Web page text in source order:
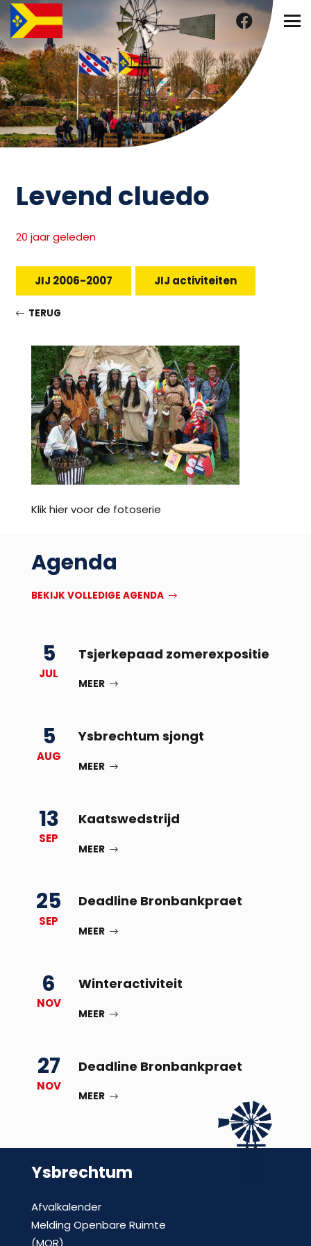
Levend cluedo
20 jaar geleden
JIJ 2006-2007 JIJ activiteiten
TERUG
Klik hier voor de fotoserie
Agenda
BEKIJK VOLLEDIGE AGENDA
5
JUL
Tsjerkepaad zomerexpositie
MEER
5
AUG
Ysbrechtum sjongt
MEER
13
SEP
Kaatswedstrijd
MEER
25
SEP
Deadline Bronbankpraet
MEER
6
NOV
Winteractiviteit
MEER
27
NOV
Deadline Bronbankpraet
MEER
Ysbrechtum
Afvalkalender
Melding Openbare Ruimte
(MOR)